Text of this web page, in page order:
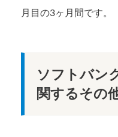
ソフトバン
関するその